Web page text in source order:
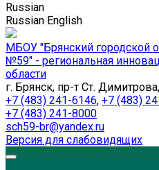
Russian
Russian English
МБОУ "Брянский городской
№59" - региональная
области
г. Брянск, пр-т Ст.
+7 (483) 241-6146, +7 (483)
+7 (483) 241-8000
sch59-br@yandex.ru
Версия для слабовидящих